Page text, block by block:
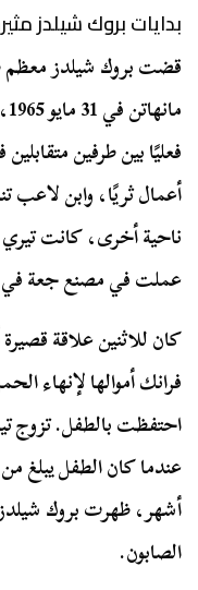
بدايات بروك شيلدز
قضت بروك شيلدز معظم
فعليًا بين طرفين
أعمال ثريًا، وابن لاعب
ناحية أخرى، كانت
عملت في مصنع جعة في
كان للاثنين علاقة
فرانك أموالها لإنهاء
احتفظت بالطفل. تزوج
عندما كان الطفل يبلغ
أشهر، ظهرت بروك شيلدز
الصابون.